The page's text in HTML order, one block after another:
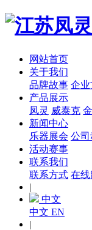
网站首页
关于我们
品牌故事 企
产品展示
凤灵 威泰克
新闻中心
乐器展会 公
活动赛事
联系我们
联系方式 在
|
中文
中文 EN
|